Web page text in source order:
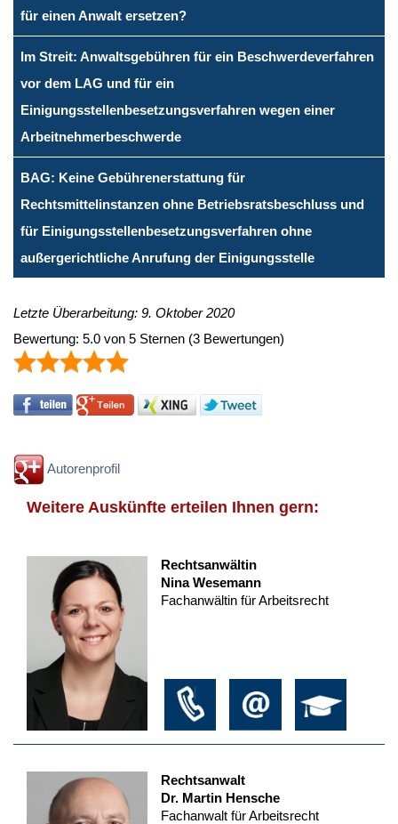
für einen Anwalt ersetzen?
Im Streit: Anwaltsgebühren für ein Beschwerdeverfahren
vor dem LAG und für ein
Einigungsstellenbesetzungsverfahren wegen einer
Arbeitnehmerbeschwerde
BAG: Keine Gebührenerstattung für
Rechtsmittelinstanzen ohne Betriebsratsbeschluss und
für Einigungsstellenbesetzungsverfahren ohne
außergerichtliche Anrufung der Einigungsstelle
Letzte Überarbeitung: 9. Oktober 2020
Bewertung: 5.0 von 5 Sternen (3 Bewertungen)
Autorenprofil
Weitere Auskünfte erteilen Ihnen gern:
Rechtsanwältin
Nina Wesemann
Fachanwältin für Arbeitsrecht
Rechtsanwalt
Dr. Martin Hensche
Fachanwalt für Arbeitsrecht